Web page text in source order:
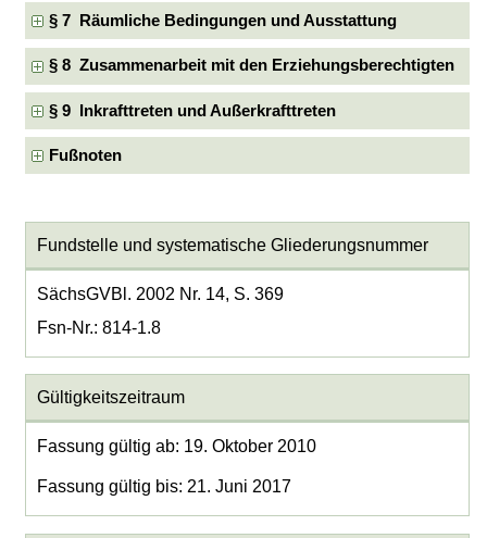
§ 7 Räumliche Bedingungen und Ausstattung
§ 8 Zusammenarbeit mit den Erziehungsberechtigten
§ 9 Inkrafttreten und Außerkrafttreten
Fußnoten
Fundstelle und systematische Gliederungsnummer
SächsGVBl. 2002 Nr. 14, S. 369
Fsn-Nr.: 814-1.8
Gültigkeitszeitraum
Fassung gültig ab: 19. Oktober 2010
Fassung gültig bis: 21. Juni 2017